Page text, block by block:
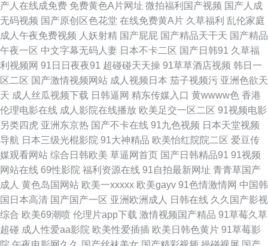
看 大香蕉衣人 精品一二三四匹 婷婷五月深爱网 最新色悠悠久久色 超踫一区
二区 国产自拍八 欧美另类视频在线观看 色五月视 91福利老湿机 激情综合色
婷婷 精品东方av正在进入 超碰91人人人人人乐 91ncom免费网 美日韩三极
91插视频 97AV人人爽久 豆花官网入口 精品久久99多吊 欧美成人乱 中文无
码日韩欧 五月天色色AV 91极品黑丝 91视屏黄 豆花视频网址 三级片黄色片
网络 影视先锋AV网址 91蜜桃传媒 91在线影音 肏屄内射视频在线观看 欧美
性五月天 午夜精品一 91导航福利在线21 爱豆视频在线看 亚洲淫爱网 影音先
锋AV资源网站 欧美日日韩色色 99热色情精品 后入丝袜在线观看 欧美A视频
产人在线成免费 免费黄色A片网址 微拍福利国产视频 国产人成
无码视频 国产原创区色花堂 在线免费黄A片 久草福利 乱伦家庭
成人午夜免费视频 人妖射精 国产屁屁 国产精品天干天 国产精品
午夜一区 中文字幕无码人妻 日本不卡二区 国产日韩91 久草福
利视频网 91日日夜夜91 超碰碰天天操 91草草酒店视频 韩日一
区二区 国产激情视频网站 成人视频日本 茄子视频污 亚洲色欲天
天 成人丝瓜视频下载 日韩逼网 精东传媒入口 黄wwww色 香港
伦理电影在线 成人影院在线播放 欧美足交一区二区 91视频电影
另类四虎 亚洲东京热 国产不卡在线 91九色视频 日本天堂视频
导航 日本三级光棍影院 91大神精品 欧美怡红院院二区 爱豆传
媒观看网站 综合日韩欧美 草逼网首页 国产日韩精品91 91视频
网站在线 69性影院 福利资源在线 91自拍最新网址 青青草国产
成人 黄色岛国网站 欧美一xxxxx 欧美gayv 91色情激情网 中国韩
国日本高清 国产国产一区 亚洲欧洲成人 日韩在线 久久国产影视
综合 欧美69潮喷 伦理片app下载 激情视频国产精品 91草莓久草
超碰 成人性爱aa影院 欧美性爱插插 欧美日韩色黄片 91草莓影